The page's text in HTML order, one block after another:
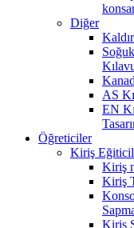
Diğer
AS
EN
Öğreticiler
Kiriş
Kiriş
Kiriş
Kiriş